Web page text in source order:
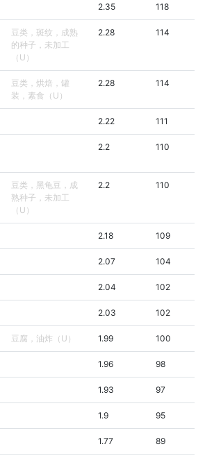
2.35 118
豆类，斑纹，成熟
的种子，未加工
（U）
2.28 114
豆类，烘焙，罐
装，素食（U）
2.28 114
2.22 111
2.2 110
豆类，黑龟豆，成
熟种子，未加工
（U）
2.2 110
2.18 109
2.07 104
2.04 102
2.03 102
豆腐，油炸（U） 1.99 100
1.96 98
1.93 97
1.9 95
1.77 89